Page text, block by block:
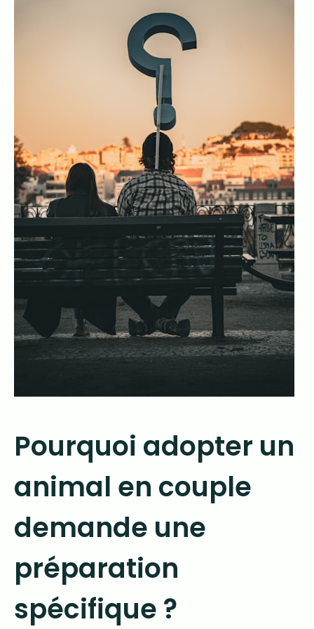
Pourquoi adopter un
animal en couple
demande une
préparation
spécifique ?